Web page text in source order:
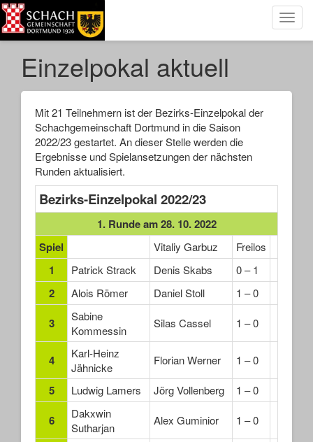
Einzelpokal aktuell
Mit 21 Teilnehmern ist der Bezirks-Einzelpokal der
Schachgemeinschaft Dortmund in die Saison
2022/23 gestartet. An dieser Stelle werden die
Ergebnisse und Spielansetzungen der nächsten
Runden aktualisiert.
Bezirks-Einzelpokal 2022/23
1. Runde am 28. 10. 2022
Spiel
Vitaliy Garbuz Freilos
1 Patrick Strack Denis Skabs 0 – 1
2 Alois Römer Daniel Stoll 1 – 0
3
Sabine
Kommessin
Silas Cassel 1 – 0
4
Karl-Heinz
Jähnicke
Florian Werner 1 – 0
5 Ludwig Lamers Jörg Vollenberg 1 – 0
6
Dakxwin
Sutharjan
Alex Guminior 1 – 0